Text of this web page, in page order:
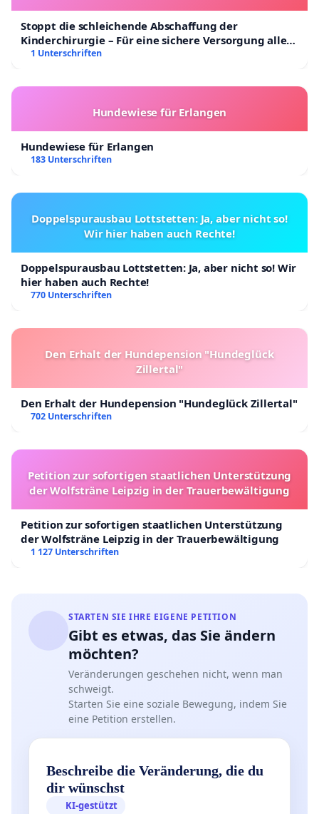
Stoppt die schleichende Abschaffung der
Kinderchirurgie – Für eine sichere Versorgung aller
Kinder in Deutschland
1 Unterschriften
Hundewiese für Erlangen
Hundewiese für Erlangen
183 Unterschriften
Doppelspurausbau Lottstetten: Ja, aber nicht so!
Wir hier haben auch Rechte!
Doppelspurausbau Lottstetten: Ja, aber nicht so! Wir
hier haben auch Rechte!
770 Unterschriften
Den Erhalt der Hundepension "Hundeglück
Zillertal"
Den Erhalt der Hundepension "Hundeglück Zillertal"
702 Unterschriften
Petition zur sofortigen staatlichen Unterstützung
der Wolfsträne Leipzig in der Trauerbewältigung
Petition zur sofortigen staatlichen Unterstützung
der Wolfsträne Leipzig in der Trauerbewältigung
1 127 Unterschriften
STARTEN SIE IHRE EIGENE PETITION
Gibt es etwas, das Sie ändern
möchten?
Veränderungen geschehen nicht, wenn man
schweigt.
Starten Sie eine soziale Bewegung, indem Sie
eine Petition erstellen.
Beschreibe die Veränderung, die du
dir wünschst
KI-gestützt